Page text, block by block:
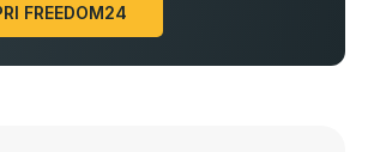
FREEDOM24